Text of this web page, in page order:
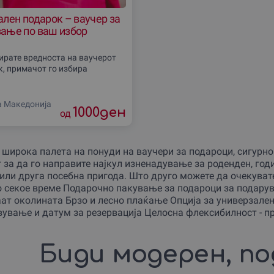
подарок – ваучер за
по ваш избор
вредноста на ваучерот
примачот го избира
Македониjа
од 1000ден
палета на понуди на ваучери за подароци,
за да го направите најкул изненадување за роденден,
друга посебна пригода. Што друго можете да
секое време Подарочно пакување за подароци за
околината Брзо и лесно плаќање Опција за
и датум за резервација Целосна флексибилност -
Биди модерен,